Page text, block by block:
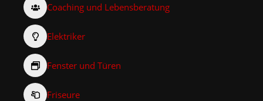
Coaching und Lebensberatung
Elektriker
Fenster und Türen
Friseure